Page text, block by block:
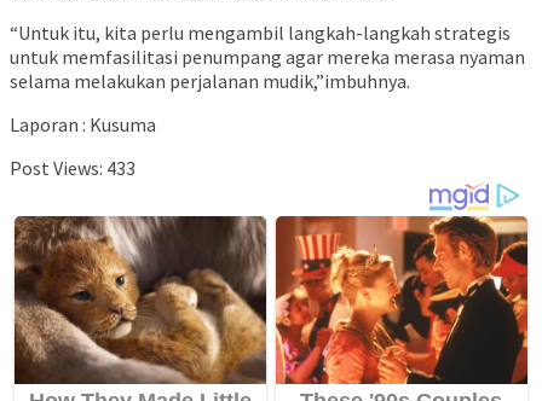
“Untuk itu, kita perlu mengambil langkah-langkah strategis
untuk memfasilitasi penumpang agar mereka merasa nyaman
selama melakukan perjalanan mudik,”imbuhnya.
Laporan : Kusuma
Post Views: 433